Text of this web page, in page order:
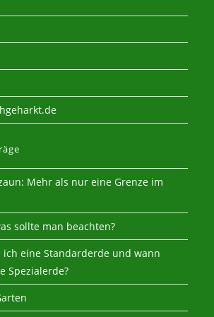
Mehr als nur eine Grenze im
sollte man beachten?
ich eine Standarderde und wann
Spezialerde?